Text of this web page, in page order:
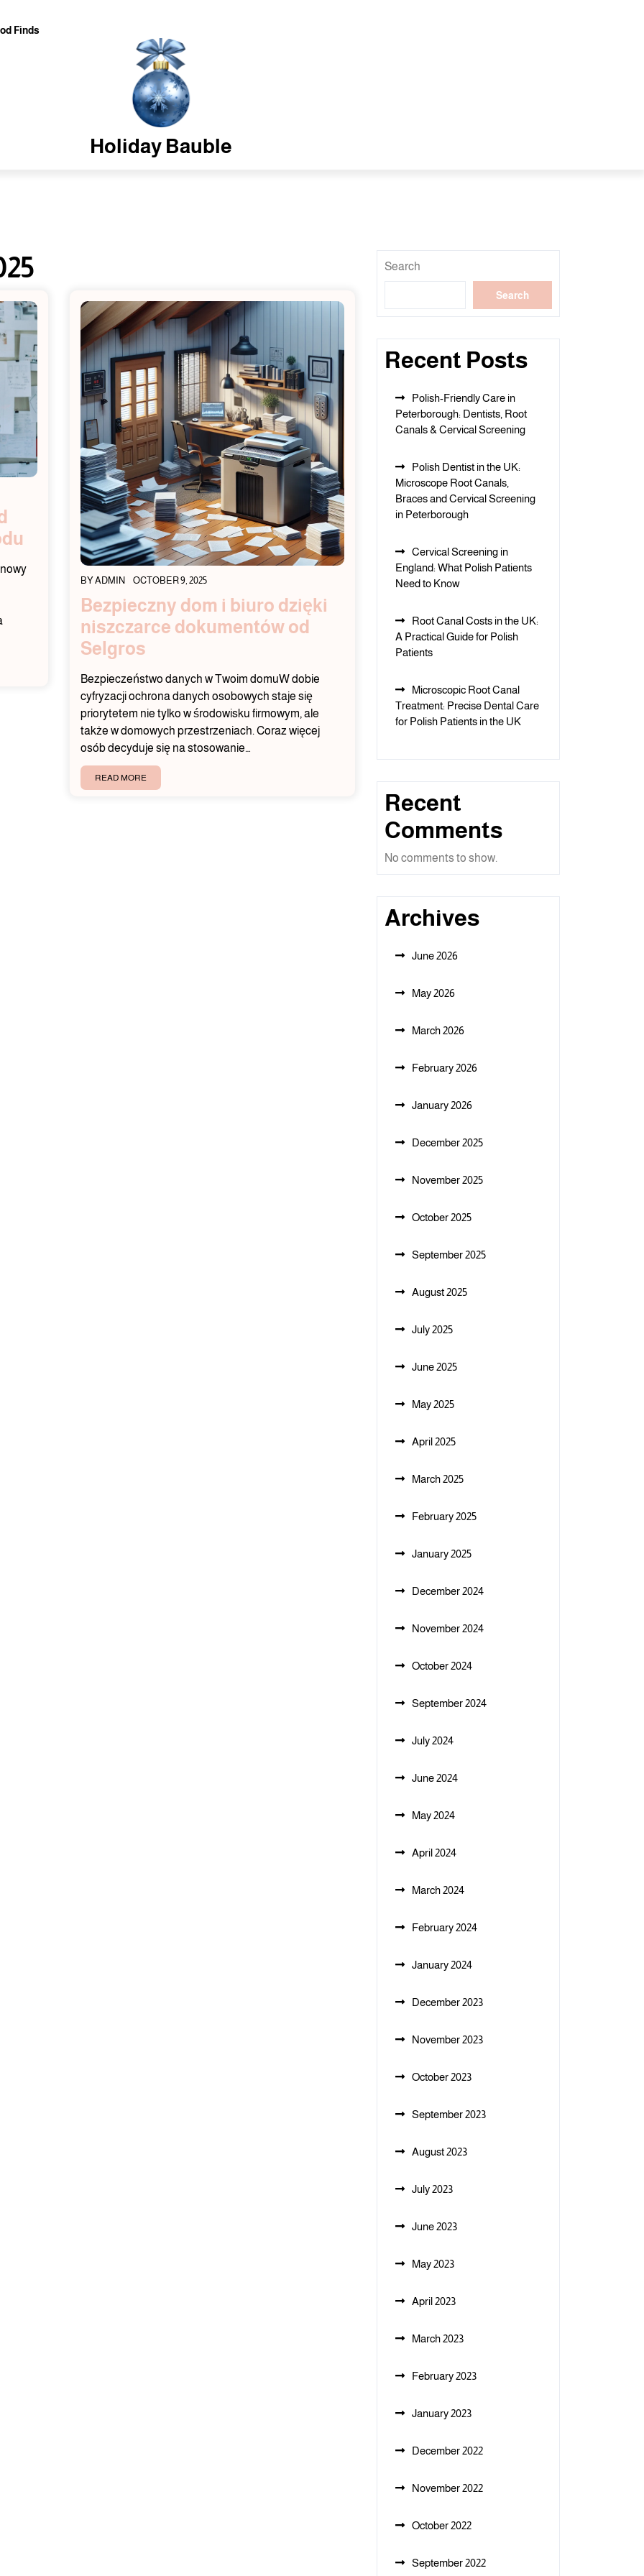
Finds
Holiday Bauble
BYADMIN OCTOBER 9, 2025
Bezpieczny dom i biuro dzięki
niszczarce dokumentów od
Selgros
Bezpieczeństwo danych w Twoim domuW dobie
cyfryzacji ochrona danych osobowych staje się
priorytetem nie tylko w środowisku firmowym, ale
także w domowych przestrzeniach. Coraz więcej
osób decyduje się na stosowanie…
READ MORE
Search
Search
Recent Posts
Polish-Friendly Care in
Peterborough: Dentists, Root
Canals & Cervical Screening
Polish Dentist in the UK:
Microscope Root Canals,
Braces and Cervical Screening
in Peterborough
Cervical Screening in
England: What Polish Patients
Need to Know
Root Canal Costs in the UK:
A Practical Guide for Polish
Patients
Microscopic Root Canal
Treatment: Precise Dental Care
for Polish Patients in the UK
Recent
Comments
No comments to show.
Archives
June 2026
May 2026
March 2026
February 2026
January 2026
December 2025
November 2025
October 2025
September 2025
August 2025
July 2025
June 2025
May 2025
April 2025
March 2025
February 2025
January 2025
December 2024
November 2024
October 2024
September 2024
July 2024
June 2024
May 2024
April 2024
March 2024
February 2024
January 2024
December 2023
November 2023
October 2023
September 2023
August 2023
July 2023
June 2023
May 2023
April 2023
March 2023
February 2023
January 2023
December 2022
November 2022
October 2022
September 2022